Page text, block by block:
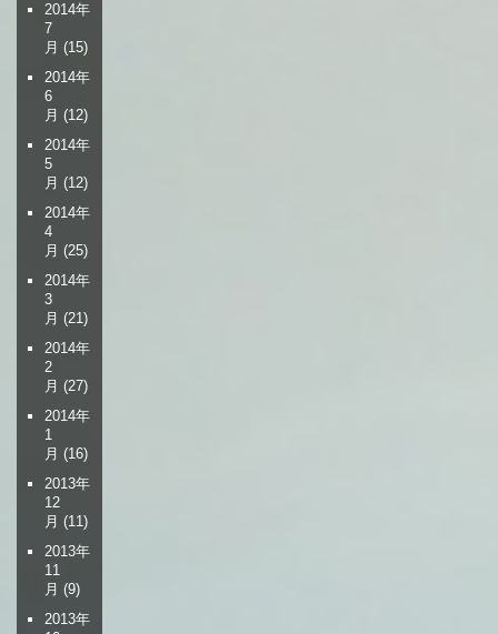
2014年
7
月 (15)
2014年
6
月 (12)
2014年
5
月 (12)
2014年
4
月 (25)
2014年
3
月 (21)
2014年
2
月 (27)
2014年
1
月 (16)
2013年
12
月 (11)
2013年
11
月 (9)
2013年